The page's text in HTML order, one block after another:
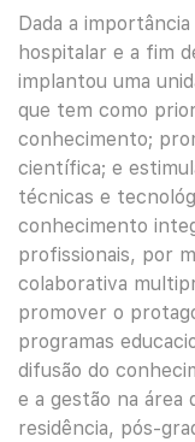
Dada a
hospitalar e a fim
implantou uma
que tem como
conhecimento;
científica; e
técnicas e
conhecimento
profissionais, por
colaborativa
promover o
programas
difusão do
e a gestão na área
residência, pós-